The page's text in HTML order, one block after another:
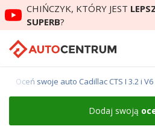
CHIŃCZYK, KTÓRY JEST
SUPERB?
Oceń swoje auto Cadillac CTS I 3.2 i
Dodaj swoją